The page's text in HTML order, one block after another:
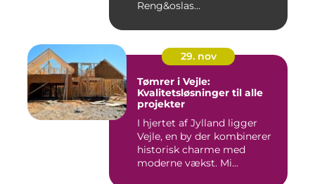
Reng&oslas...
29. nov
Tømrer i Vejle:
Kvalitetsløsninger til alle
projekter
I hjertet af Jylland ligger
Vejle, en by der kombinerer
historisk charme med
moderne vækst. Mi...